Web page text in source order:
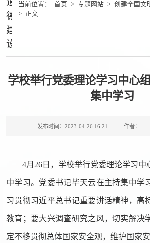
德
建
设
当前位置： 首页 > 专题网站 > 创建全国文
>
正文
学校举行党委理论学习中心
集中学习
发布时间：2023-04-26 16:21 作者：
4月26日，学校举行党委理论学习中
中学习。党委书记毕天云在主持集中学
习贯彻习近平总书记重要讲话精神，高
教育；要大兴调查研究之风，切实解决
定不移贯彻总体国家安全观，维护国家